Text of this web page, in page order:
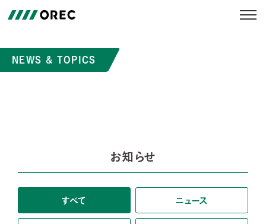
NEWS & TOPICS
お知らせ
すべて ニュース